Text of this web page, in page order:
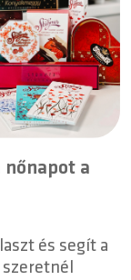
nőnapot a
és segít a